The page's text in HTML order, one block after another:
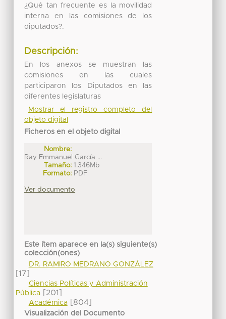
¿Qué tan frecuente es la movilidad
interna en las comisiones de los
diputados?.
Descripción:
En los anexos se muestran las
comisiones en las cuales
participaron los Diputados en las
diferentes legislaturas
Mostrar el registro completo del
objeto digital
Ficheros en el objeto digital
Nombre:
Ray Emmanuel García ...
Tamaño: 1.346Mb
Formato: PDF
Ver documento
Este ítem aparece en la(s) siguiente(s)
colección(ones)
DR. RAMIRO MEDRANO GONZÁLEZ
[17]
Ciencias Políticas y Administración
Pública[201]
Académica[804]
Visualización del Documento